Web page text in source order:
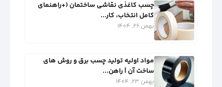
چسب کاغذی نقاشی ساختمان (+راهنمای
کامل انتخاب، کار...
بهمن 26, 1404
مواد اولیه تولید چسب برق و روش‌ های
ساخت آن | راهن...
بهمن 23, 1404